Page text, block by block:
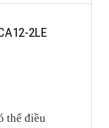
2LE
thể điều